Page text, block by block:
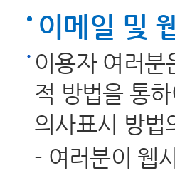
이메일 및
이용자 여러
적 방법을 통
의사표시 방법
- 여러분이 웹